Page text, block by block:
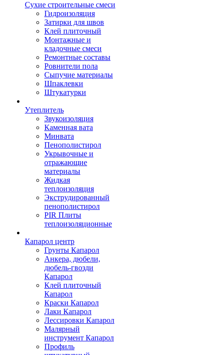
Сухие строительные смеси
Гидроизоляция
Затирки для швов
Клей плиточный
Монтажные и
кладочные смеси
Ремонтные составы
Ровнители пола
Сыпучие материалы
Шпаклевки
Штукатурки
Утеплитель
Звукоизоляция
Каменная вата
Минвата
Пенополистирол
Укрывочные и
отражающие
материалы
Жидкая
теплоизоляция
Экструдированный
пенополистирол
PIR Плиты
теплоизоляционные
Капарол центр
Грунты Капарол
Анкера, дюбели,
дюбель-гвозди
Капарол
Клей плиточный
Капарол
Краски Капарол
Лаки Капарол
Лессировки Капарол
Малярный
инструмент Капарол
Профиль